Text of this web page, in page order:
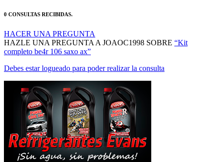
HAZLE UNA PREGUNTA A JOAOC1998 SOBRE
completo be4r 106 saxo ax”
Debes estar logueado para poder realizar la consulta